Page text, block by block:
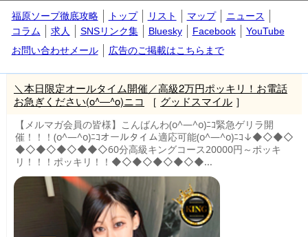
福原ソープ徹底攻略 トップ リスト マップ
ニュース
コラム
求人 SNSリンク集 Bluesky Facebook
YouTube
お問い合わせメール
広告のご掲載はこちらまで